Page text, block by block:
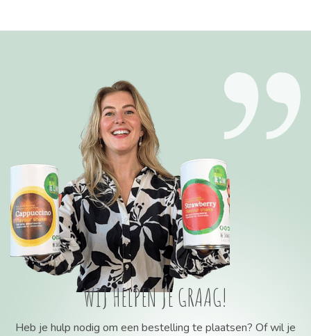
WIJ HELPEN JE GRAAG!
Heb je hulp nodig om een bestelling te plaatsen? Of wil je